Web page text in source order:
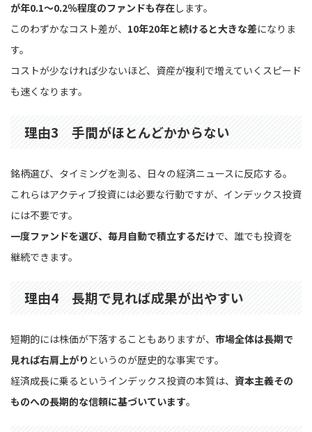
が年0.1〜0.2％程度のファンドも存在します。
このわずかなコスト差が、 10年20年と続けると大きな差になりま
す。
コストが少なければ少ないほど、資産が複利で増えていくスピード
も速くなります。
理由3 手間がほとんどかからない
銘柄選び、タイミングを測る、日々の経済ニュースに反応する。
これらはアクティブ投資には必要な行動ですが、インデックス投資
には不要です。
一度ファンドを選び、毎月自動で積立するだけで、誰でも投資を
継続できます。
理由4 長期で見れば成果が出やすい
短期的には株価が下落することもありますが、 市場全体は長期で
見れば右肩上がり というのが歴史的な事実です。
経済成長に乗るというインデックス投資の本質は、 資本主義その
ものへの長期的な信頼に基づいています。